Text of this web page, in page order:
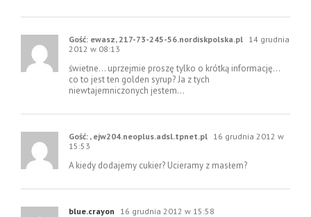
Gość: ewasz, 217-73-245-56.nordiskpolska.pl 14 grudnia
2012 w 08:13
świetne… uprzejmie proszę tylko o krótką informację…
co to jest ten golden syrup? Ja z tych
niewtajemniczonych jestem…
Gość: , ejw204.neoplus.adsl.tpnet.pl 16 grudnia 2012 w
15:53
A kiedy dodajemy cukier? Ucieramy z masłem?
blue.crayon 16 grudnia 2012 w 15:58